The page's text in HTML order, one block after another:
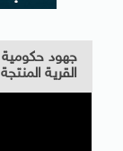
جهود حكومية
القرية